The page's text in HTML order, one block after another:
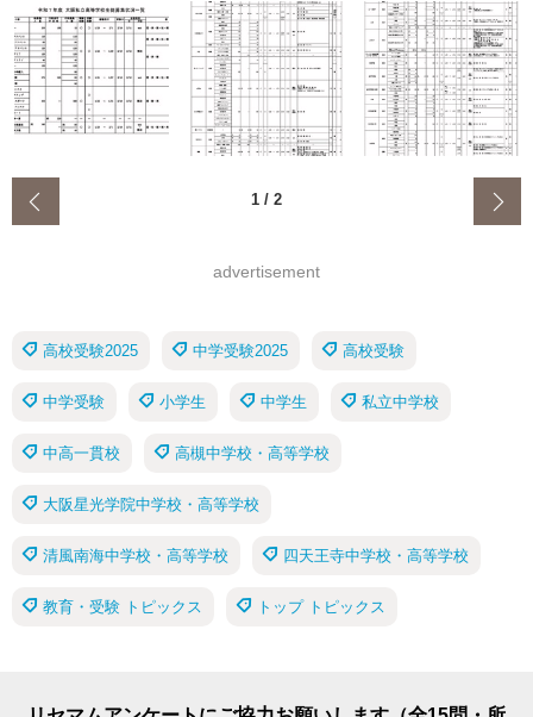
1 / 2
advertisement
高校受験2025 中学受験2025 高校受験
中学受験 小学生 中学生 私立中学校
中高一貫校 高槻中学校・高等学校
大阪星光学院中学校・高等学校
清風南海中学校・高等学校 四天王寺中学校・高等学校
教育・受験 トピックス トップ トピックス